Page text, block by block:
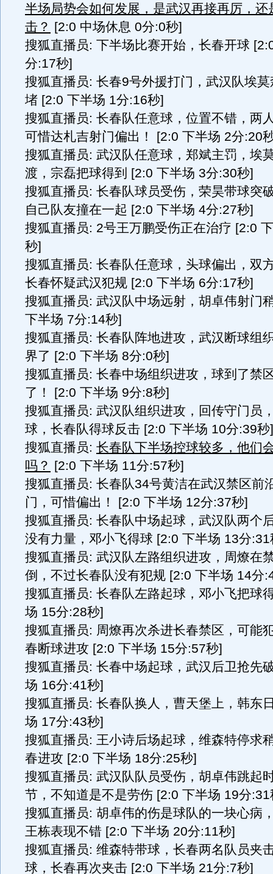
半场局势会如何发展，是武汉再接再厉，还
击？ [2:0 中场休息 0分:0秒]
搜狐直播员: 下半场比赛开始，长春开球
分:17秒]
搜狐直播员: 长春9号外援打门，武汉队埃
堵 [2:0 下半场 1分:16秒]
搜狐直播员: 长春队任意球，位置不错，两
可惜达札吉射门偏出！ [2:0 下半场 2分:20
搜狐直播员: 武汉队任意球，郑斌主罚，埃
渡，宗磊把球得到 [2:0 下半场 3分:30秒]
搜狐直播员: 长春队球员受伤，荣昊带球突
自己队友撞在一起 [2:0 下半场 4分:27秒]
搜狐直播员: 2号王万鹏受伤正在治疗 [2:0
秒]
搜狐直播员: 长春队任意球，头球偏出，双
长春怀疑武汉犯规 [2:0 下半场 6分:17秒]
搜狐直播员: 武汉队中场远射，胡卓伟射门
下半场 7分:14秒]
搜狐直播员: 长春队阵地进攻，武汉断球组
界了 [2:0 下半场 8分:0秒]
搜狐直播员: 长春中场组织进攻，球到了禁
了！ [2:0 下半场 9分:8秒]
搜狐直播员: 武汉队组织进攻，回传守门员
球，长春队得球反击 [2:0 下半场 10分:39秒]
搜狐直播员: 长春队下半场控球较多，他们
吗？ [2:0 下半场 11分:57秒]
搜狐直播员: 长春队34号黄洁在武汉禁区前
门，可惜偏出！ [2:0 下半场 12分:37秒]
搜狐直播员: 长春队中场起球，武汉队两个
没有力量，邓小飞得球 [2:0 下半场 13分:31
搜狐直播员: 武汉队左路组织进攻，周燎在
倒，不过长春队没有犯规 [2:0 下半场 14分
搜狐直播员: 长春队左路起球，邓小飞把球
场 15分:28秒]
搜狐直播员: 周燎再次杀进长春禁区，可能
春断球进攻 [2:0 下半场 15分:57秒]
搜狐直播员: 长春中场起球，武汉后卫抢先
场 16分:41秒]
搜狐直播员: 长春队换人，曹天堡上，韩东
场 17分:43秒]
搜狐直播员: 王小诗后场起球，维森特停求
春进攻 [2:0 下半场 18分:25秒]
搜狐直播员: 武汉队队员受伤，胡卓伟跳起
节，不知道是不是劳伤 [2:0 下半场 19分:31
搜狐直播员: 胡卓伟的伤是球队的一块心病
王栋表现不错 [2:0 下半场 20分:11秒]
搜狐直播员: 维森特带球，长春两名队员夹
球，长春再次夹击 [2:0 下半场 21分:7秒]